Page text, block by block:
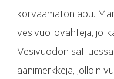
korvaamaton apu.
vesivuotovahteja,
Vesivuodon sattuessa
äänimerkkejä, jolloin